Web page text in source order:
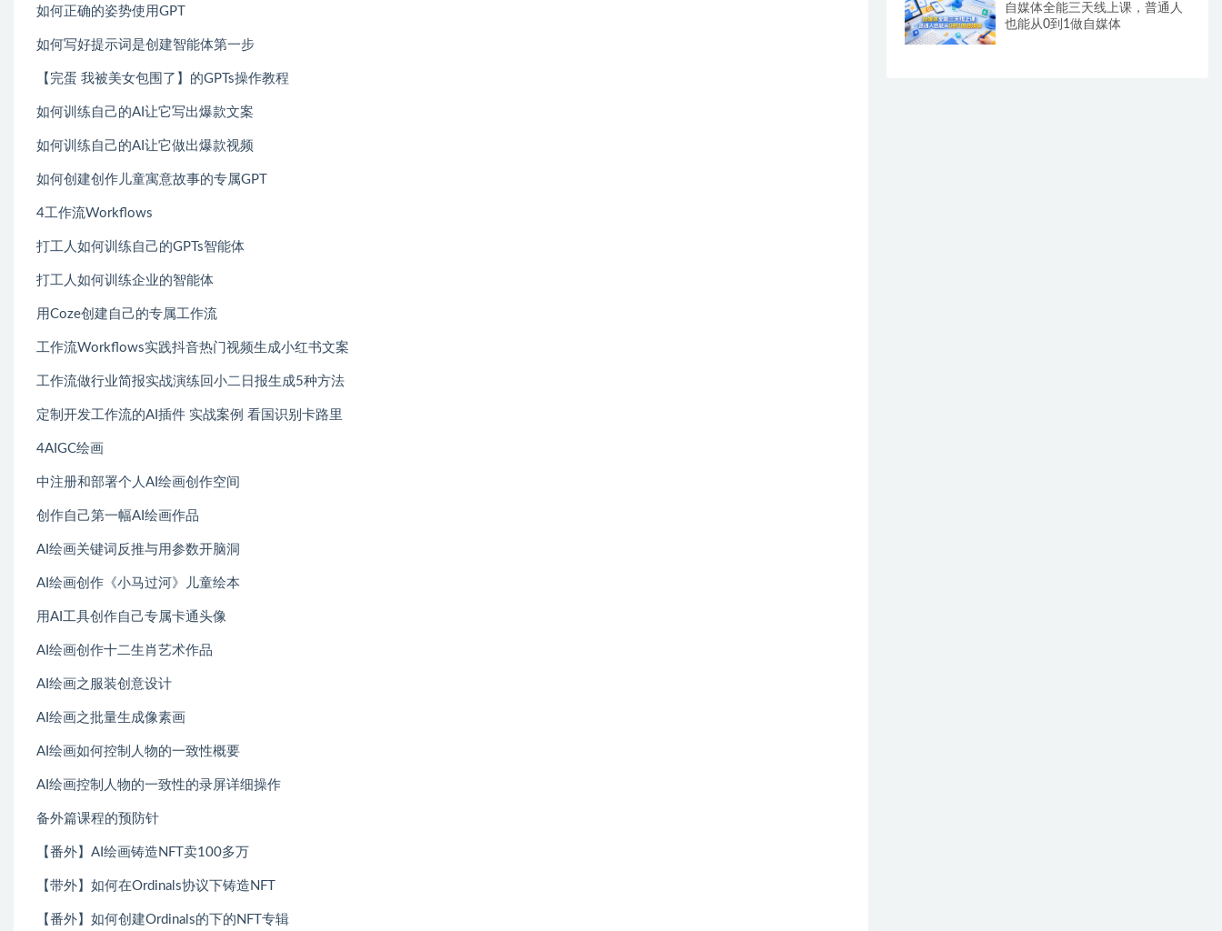
如何正确的姿势使用GPT
如何写好提示词是创建智能体第一步
【完蛋 我被美女包围了】的GPTs操作教程
如何训练自己的AI让它写出爆款文案
如何训练自己的AI让它做出爆款视频
如何创建创作儿童寓意故事的专属GPT
4工作流Workflows
打工人如何训练自己的GPTs智能体
打工人如何训练企业的智能体
用Coze创建自己的专属工作流
工作流Workflows实践抖音热门视频生成小红书文案
工作流做行业简报实战演练回小二日报生成5种方法
定制开发工作流的AI插件 实战案例 看国识别卡路里
4AIGC绘画
中注册和部署个人AI绘画创作空间
创作自己第一幅AI绘画作品
AI绘画关键词反推与用参数开脑洞
AI绘画创作《小马过河》儿童绘本
用AI工具创作自己专属卡通头像
AI绘画创作十二生肖艺术作品
AI绘画之服装创意设计
AI绘画之批量生成像素画
AI绘画如何控制人物的一致性概要
AI绘画控制人物的一致性的录屏详细操作
备外篇课程的预防针
【番外】AI绘画铸造NFT卖100多万
【带外】如何在Ordinals协议下铸造NFT
【番外】如何创建Ordinals的下的NFT专辑
自媒体全能三天线上课，普通人
也能从0到1做自媒体